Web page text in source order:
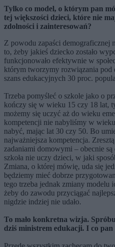
Tylko co model, o którym pan
tej większości dzieci, które nie
zdolności i zainteresowań?
Z powodu zapaści demograficznej
to, żeby jakieś dziecko zostało
funkcjonowało efektywnie w
którym tworzymy rozwiązania pod
szans edukacyjnych 30 proc.
Trzeba pomyśleć o szkole jako o
kończy się w wieku 15 czy 18 lat,
możemy się uczyć aż do wieku
kompetencji nie nabyliśmy w
nabyć, mając lat 30 czy 50. Bo
najważniejsza kompetencja.
zadaniami domowymi – obecnie są
szkoła nie uczy dzieci, w jaki
Zmiana, o której mówię, uda się
będziemy mieć dobrze
tego trzeba jednak zmiany modelu
żeby do zawodu przyciągać
nigdzie indziej nie udało.
To mało konkretna wizja.
dziś ministrem edukacji. I co pan